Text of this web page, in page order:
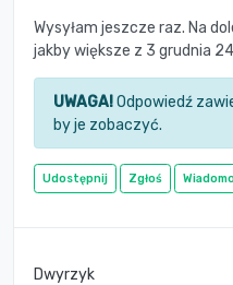
Wysyłam jeszcze raz. Na
jakby większe z 3 grudnia
UWAGA!Odpowiedź
by je zobaczyć.
Udostępnij Zgłoś
Dwyrzyk